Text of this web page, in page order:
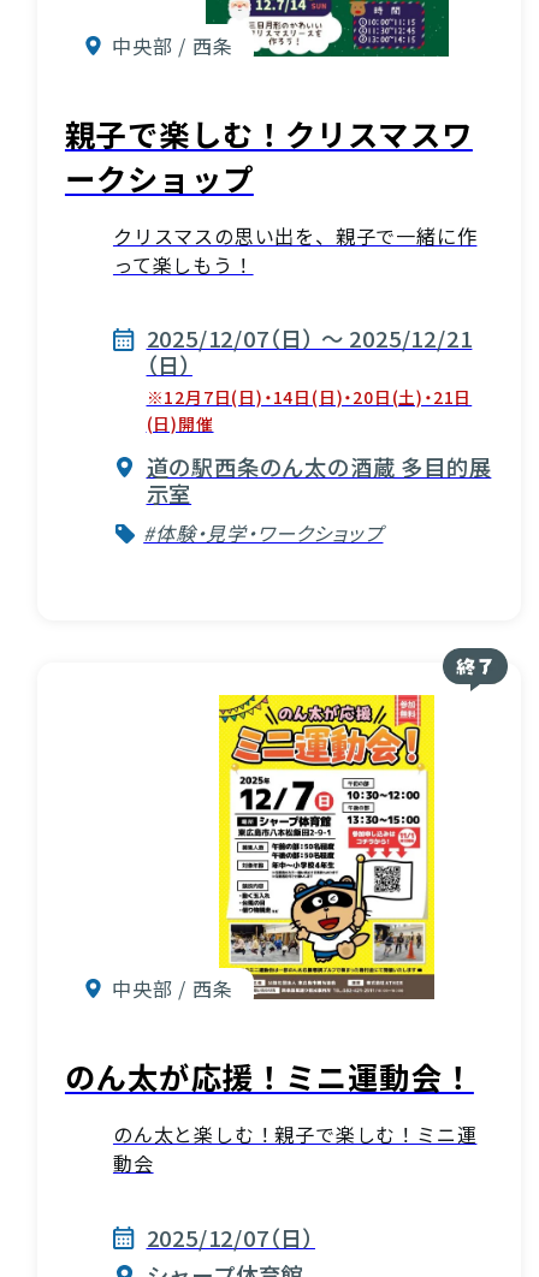
中央部 / 西条
親子で楽しむ！クリスマスワ
ークショップ
クリスマスの思い出を、親子で一緒に作
って楽しもう！
2025/12/07（日） ～ 2025/12/21
（日）
※12月7日(日)・14日(日)・20日(土)・21日
(日)開催
道の駅西条のん太の酒蔵 多目的展
示室
#体験・見学・ワークショップ
中央部 / 西条
のん太が応援！ミニ運動会！
のん太と楽しむ！親子で楽しむ！ミニ運
動会
2025/12/07（日）
イベント情報掲載申込フォーム
(English site)